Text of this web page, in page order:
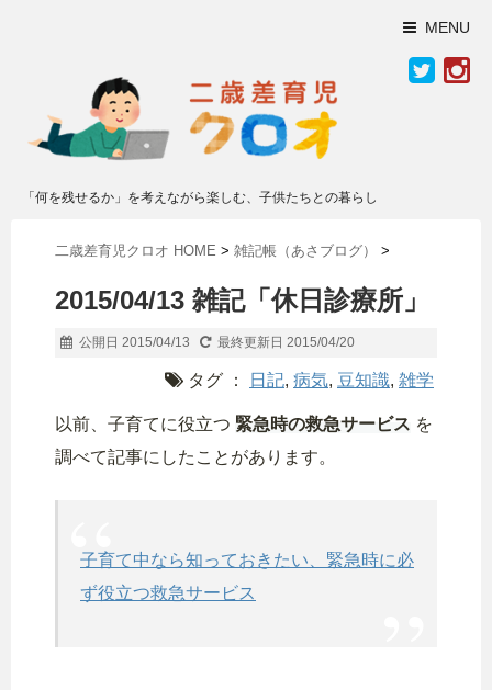
MENU
「何を残せるか」を考えながら楽しむ、子供たちとの暮らし
二歳差育児クロオ HOME > 雑記帳（あさブログ） >
2015/04/13 雑記「休日診療所」
公開日 2015/04/13 最終更新日 2015/04/20
タグ ： 日記, 病気, 豆知識, 雑学
以前、子育てに役立つ 緊急時の救急サービス を
調べて記事にしたことがあります。
子育て中なら知っておきたい、緊急時に必
ず役立つ救急サービス